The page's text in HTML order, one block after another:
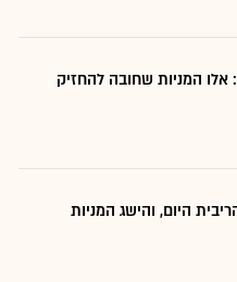
המניות שחובה להחזיק
היום, והישג המניות